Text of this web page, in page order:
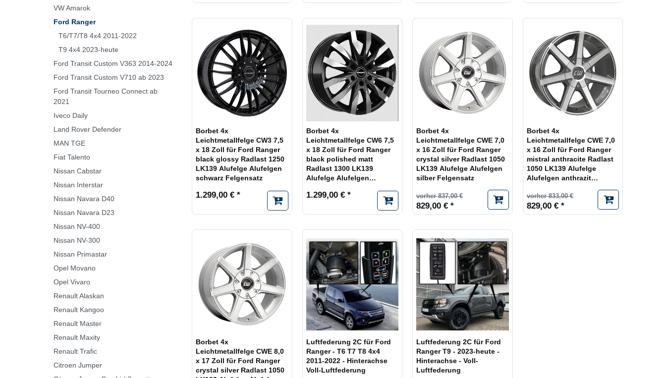
VW Amarok
Ford Ranger
T6/T7/T8 4x4 2011-2022
T9 4x4 2023-heute
Ford Transit Custom V363 2014-2024
Ford Transit Custom V710 ab 2023
Ford Transit Tourneo Connect ab
2021
Iveco Daily
Land Rover Defender
MAN TGE
Fiat Talento
Nissan Cabstar
Nissan Interstar
Nissan Navara D40
Nissan Navara D23
Nissan NV-400
Nissan NV-300
Nissan Primastar
Opel Movano
Opel Vivaro
Renault Alaskan
Renault Kangoo
Renault Master
Renault Maxity
Renault Trafic
Citroen Jumper
Borbet 4x
Leichtmetallfelge CW3 7,5
x 18 Zoll für Ford Ranger
black glossy Radlast 1250
LK139 Alufelge Alufelgen
schwarz Felgensatz
1.299,00 € *
Borbet 4x
Leichtmetallfelge CW6 7,5
x 18 Zoll für Ford Ranger
black polished matt
Radlast 1300 LK139
Alufelge Alufelgen
1.299,00 € *
Borbet 4x
Leichtmetallfelge CWE 7,0
x 16 Zoll für Ford Ranger
crystal silver Radlast 1050
LK139 Alufelge Alufelgen
silber Felgensatz
vorher 837,00 €
829,00 € *
Borbet 4x
Leichtmetallfelge CWE 7,0
x 16 Zoll für Ford Ranger
mistral anthracite Radlast
1050 LK139 Alufelge
Alufelgen anthrazit
vorher 833,00 €
829,00 € *
Borbet 4x
Leichtmetallfelge CWE 8,0
x 17 Zoll für Ford Ranger
crystal silver Radlast 1050
Luftfederung 2C für Ford
Ranger - T6 T7 T8 4x4
2011-2022 - Hinterachse
Voll-Luftfederung
Luftfederung 2C für Ford
Ranger T9 - 2023-heute -
Hinterachse - Voll-
Luftfederung